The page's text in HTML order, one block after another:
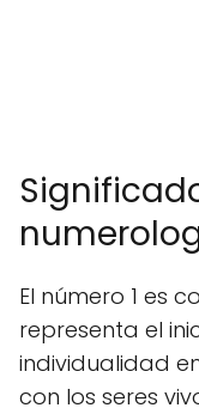
El número 1 es
representa el
individualidad
con los seres